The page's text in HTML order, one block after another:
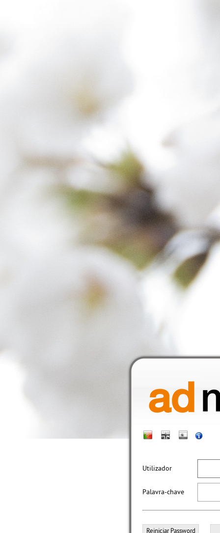
Utilizador
Palavra-chave